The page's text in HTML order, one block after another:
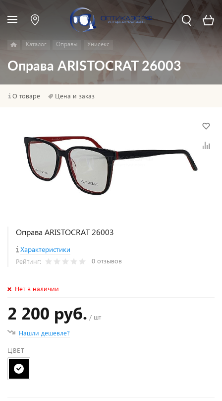
Каталог Оправы Унисекс
Оправа ARISTOCRAT 26003
О товаре Цена и заказ
Оправа ARISTOCRAT 26003
Характеристики
Рейтинг: 0 отзывов
Нет в наличии
2 200 руб. / шт
Нашли дешевле?
ЦВЕТ